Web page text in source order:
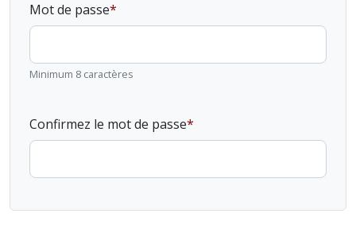
Mot de passe
Minimum 8 caractères
Confirmez le mot de passe